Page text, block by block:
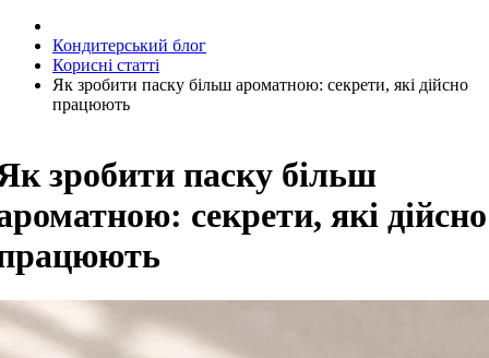
Кондитерський блог
Корисні статті
Як зробити паску більш ароматною: секрети, які дійсно
працюють
зробити паску більш
секрети, які дійсно